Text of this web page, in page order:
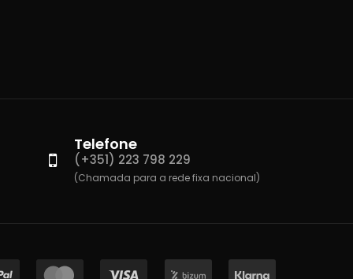
Telefone
(+351) 223 798 229
(Chamada para a rede fixa nacional)